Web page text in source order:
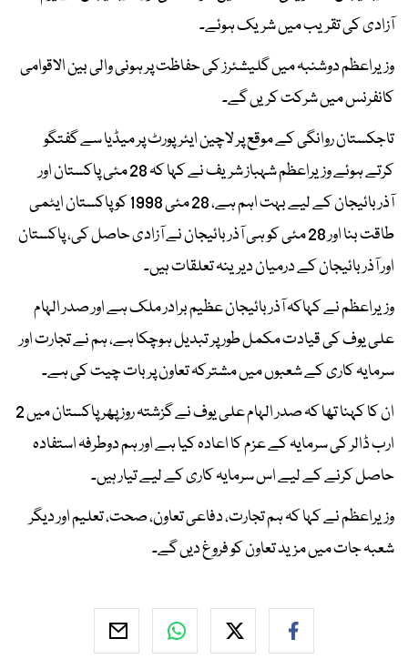
آزادی کی تقریب میں شریک ہوئے۔
وزیراعظم دوشنبہ میں گلیشئرز کی حفاظت پر ہونی والی بین الاقوامی
کانفرنس میں شرکت کریں گے۔
تاجکستان روانگی کے موقع پر لاچین ایئرپورٹ پر میڈیا سے گفتگو
کرتے ہوئے وزیراعظم شہباز شریف نے کہا کہ 28 مئی پاکستان اور
آذربائیجان کے لیے بہت اہم ہے، 28 مئی 1998 کو پاکستان ایٹمی
طاقت بنا اور 28 مئی کو ہی آذربائیجان نے آزادی حاصل کی، پاکستان
اور آذربائیجان کے درمیان دیرینہ تعلقات ہیں۔
وزیراعظم نے کہاکہ آذربائیجان عظیم برادر ملک ہے اور صدر الہام
علی یوف کی قیادت مکمل طور پر تبدیل ہوچکا ہے، ہم نے تجارت اور
سرمایہ کاری کے شعبوں میں مشترکہ تعاون پر بات چیت کی ہے۔
ان کا کہنا تھا کہ صدر الہام علی یوف نے گزشتہ روز پھر پاکستان میں 2
ارب ڈالر کی سرمایہ کے عزم کا اعادہ کیا ہے اور ہم دوطرفہ استفادہ
حاصل کرنے کے لیے اس سرمایہ کاری کے لیے تیار ہیں۔
وزیراعظم نے کہا کہ ہم تجارت، دفاعی تعاون، صحت، تعلیم اور دیگر
شعبہ جات میں مزید تعاون کو فروغ دیں گے۔